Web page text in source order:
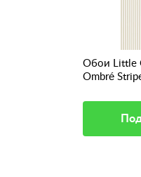
Обои Little
Ombré